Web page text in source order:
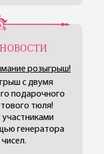
розыгрыш!
с двумя
подарочного
тюля!
генератора